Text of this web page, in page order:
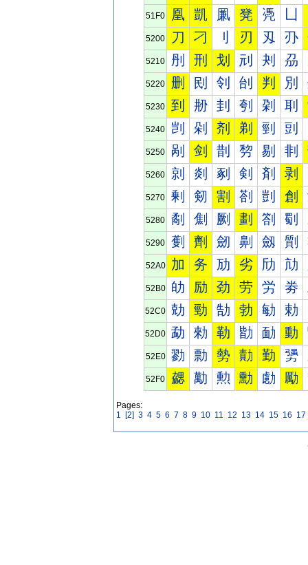
51F0 凰 凱 凲 凳 凴
5200 刀 刁 刂 刃 刄 刅
5210 刐 刑 划 刓 刔 刕
5220 删 刡 刢 刣 判 別
5230 到 刱 刲 刳 刴 刵
5240 剀 剁 剂 剃 剄 剅
5250 剐 剑 剒 剓 剔 剕
5260 剠 剡 剢 剣 剤 剥
5270 剰 剱 割 剳 剴 創
5280 劀 劁 劂 劃 劄 劅
5290 劐 劑 劒 劓 劔 劕
52A0 加 务 劢 劣 劤 劥
52B0 劰 励 劲 劳 労 劵
52C0 勀 勁 勂 勃 勄 勅
52D0 勐 勑 勒 勓 勔 動
52E0 勠 勡 勢 勣 勤 勥
52F0 勰 勱 勲 勳 勴 勵
Pages:
1 [2] 3 4 5 6 7 8 9 10 11 12 13 14 15 16 17